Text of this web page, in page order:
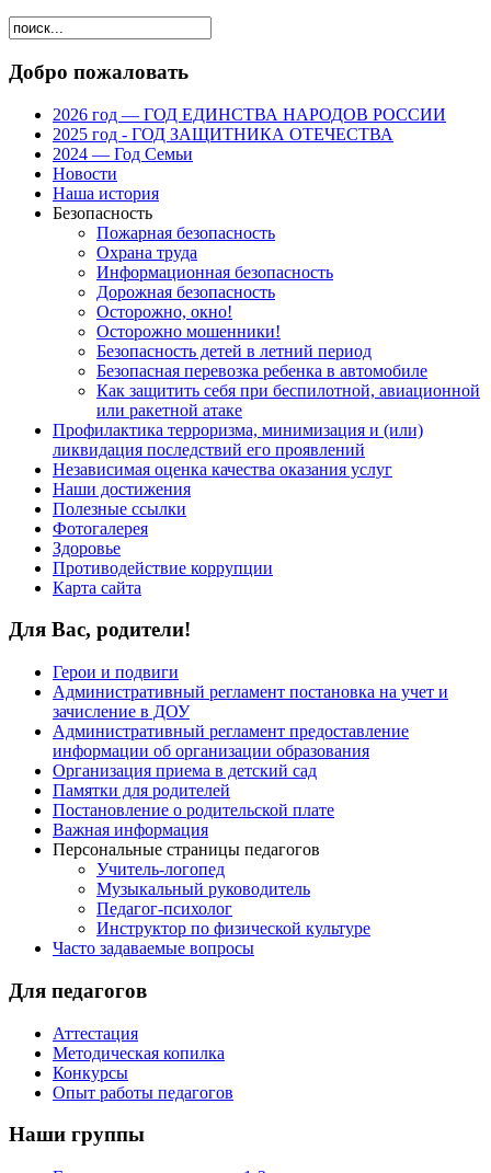
Добро пожаловать
2026 год — ГОД ЕДИНСТВА НАРОДОВ РОССИИ
2025 год - ГОД ЗАЩИТНИКА ОТЕЧЕСТВА
2024 — Год Семьи
Новости
Наша история
Безопасность
Пожарная безопасность
Охрана труда
Информационная безопасность
Дорожная безопасность
Осторожно, окно!
Осторожно мошенники!
Безопасность детей в летний период
Безопасная перевозка ребенка в автомобиле
Как защитить себя при беспилотной, авиационной
или ракетной атаке
Профилактика терроризма, минимизация и (или)
ликвидация последствий его проявлений
Независимая оценка качества оказания услуг
Наши достижения
Полезные ссылки
Фотогалерея
Здоровье
Противодействие коррупции
Карта сайта
Для Вас, родители!
Герои и подвиги
Административный регламент постановка на учет и
зачисление в ДОУ
Административный регламент предоставление
информации об организации образования
Организация приема в детский сад
Памятки для родителей
Постановление о родительской плате
Важная информация
Персональные страницы педагогов
Учитель-логопед
Музыкальный руководитель
Педагог-психолог
Инструктор по физической культуре
Часто задаваемые вопросы
Для педагогов
Аттестация
Методическая копилка
Конкурсы
Опыт работы педагогов
Наши группы